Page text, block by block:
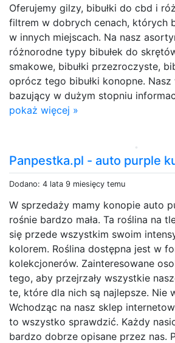
Oferujemy gilzy, bibułki do cbd i
filtrem w dobrych cenach, których
w innych miejscach. Na nasz
różnorodne typy bibułek do
smakowe, bibułki przezroczyste,
oprócz tego bibułki konopne. Nasz
bazujący w dużym stopniu
pokaż więcej »
Panpestka.pl - auto purple
Dodano: 4 lata 9 miesięcy temu
W sprzedaży mamy konopie auto
rośnie bardzo mała. Ta roślina na
się przede wszystkim swoim
kolorem. Roślina dostępna jest w
kolekcjonerów. Zainteresowane
tego, aby przejrzały wszystkie
te, które dla nich są najlepsze. Nie
Wchodząc na nasz sklep
to wszystko sprawdzić. Każdy
bardzo dobrze opisane przez nas.